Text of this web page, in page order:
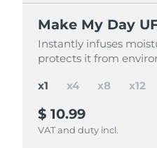
Make My Day
Instantly infuses
protects it from
$ 10.99
VAT and duty incl.
Make My Day
Instantly infuses
protects it from
$ 37 $ 43.96
VAT and duty incl.
Make My Day
Instantly infuses
protects it from
$ 65 $ 87.92
VAT and duty incl.
Make My Day
Instantly infuses
protects it from
$ 85 $ 131.88
VAT and duty incl.
x1 x4 x8 x12